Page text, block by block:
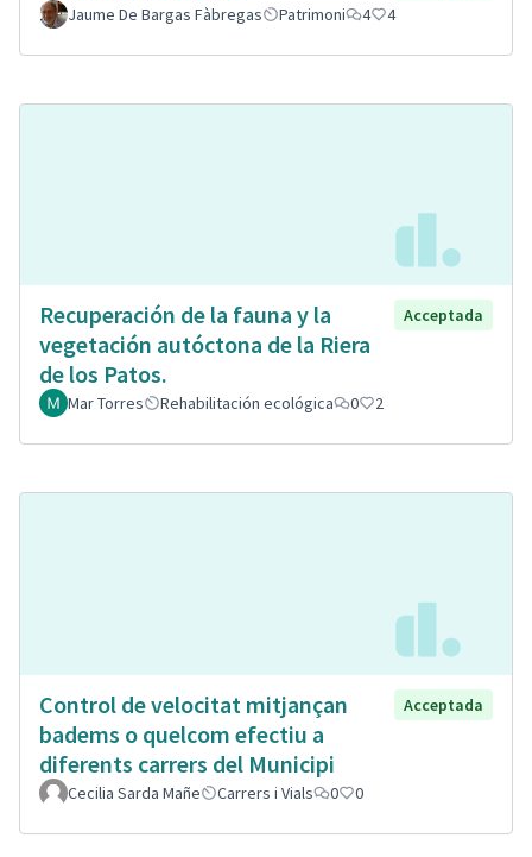
Jaume De Bargas Fàbregas
Patrimoni 4 4
Recuperación de la fauna y la
vegetación autóctona de la Riera
de los Patos.
Acceptada
Mar Torres Rehabilitación ecológica 0 2
Control de velocitat mitjançan
badems o quelcom efectiu a
diferents carrers del Municipi
Acceptada
Cecilia Sarda Mañe Carrers i Vials 0 0